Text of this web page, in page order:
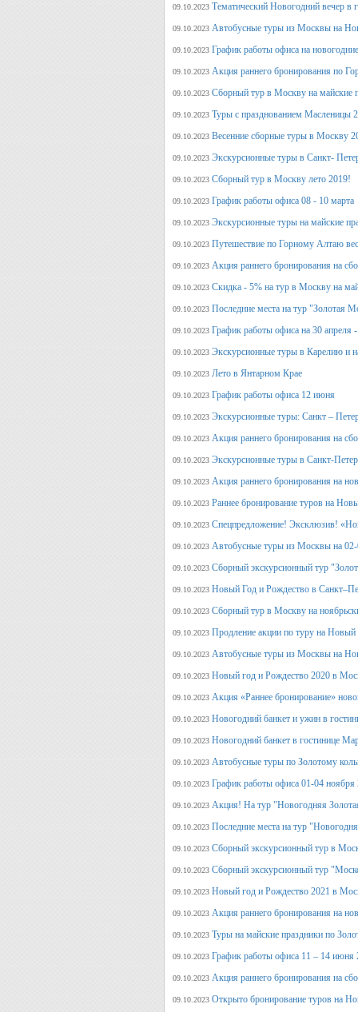
09.10.2023 Тематический Новогодний вечер
09.10.2023 Автобусные туры из Москвы на
09.10.2023 График работы офиса на
09.10.2023 Акция раннего бронирования по
09.10.2023 Сборный тур в Москву на майские
09.10.2023 Туры с празднованием Масленицы
09.10.2023 Весенние сборные туры в Москву
09.10.2023 Экскурсионные туры в Санкт-
09.10.2023 Сборный тур в Москву лето 2019!
09.10.2023 График работы офиса 08 - 10 марта
09.10.2023 Экскурсионные туры на майские
09.10.2023 Путешествие по Горному Алтаю
09.10.2023 Акция раннего бронирования на
09.10.2023 Скидка - 5% на тур в Москву на
09.10.2023 Последние места на тур "Золотая
09.10.2023 График работы офиса на 30 апреля
09.10.2023 Экскурсионные туры в Карелию и
09.10.2023 Лето в Янтарном Крае
09.10.2023 График работы офиса 12 июня
09.10.2023 Экскурсионные туры: Санкт –
09.10.2023 Акция раннего бронирования на
09.10.2023 Экскурсионные туры в Санкт-
09.10.2023 Акция раннего бронирования на
09.10.2023 Раннее бронирование туров на
09.10.2023 Спецпредложение! Эксклюзив!
09.10.2023 Автобусные туры из Москвы на
09.10.2023 Сборный экскурсионный тур
09.10.2023 Новый Год и Рождество в
09.10.2023 Сборный тур в Москву на
09.10.2023 Продление акции по туру на
09.10.2023 Автобусные туры из Москвы на
09.10.2023 Новый год и Рождество 2020 в
09.10.2023 Акция «Раннее бронирование»
09.10.2023 Новогодний банкет и ужин в
09.10.2023 Новогодний банкет в гостинице
09.10.2023 Автобусные туры по Золотому
09.10.2023 График работы офиса 01-04 ноября
09.10.2023 Акция! На тур "Новогодняя
09.10.2023 Последние места на тур
09.10.2023 Сборный экскурсионный тур в
09.10.2023 Сборный экскурсионный тур
09.10.2023 Новый год и Рождество 2021 в
09.10.2023 Акция раннего бронирования на
09.10.2023 Туры на майские праздники по
09.10.2023 График работы офиса 11 – 14 июня
09.10.2023 Акция раннего бронирования на
09.10.2023 Открыто бронирование туров на